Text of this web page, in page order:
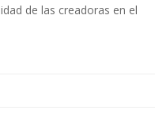
de las creadoras en el